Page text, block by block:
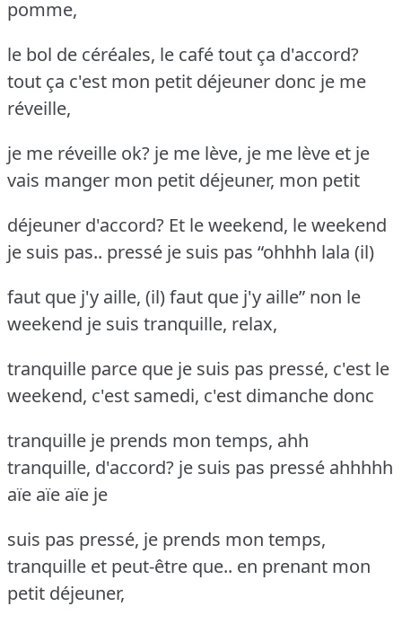
pomme,
le bol de céréales, le café tout ça d'accord?
tout ça c'est mon petit déjeuner donc je me
réveille,
je me réveille ok? je me lève, je me lève et je
vais manger mon petit déjeuner, mon petit
déjeuner d'accord? Et le weekend, le weekend
je suis pas.. pressé je suis pas “ohhhh lala (il)
faut que j'y aille, (il) faut que j'y aille” non le
weekend je suis tranquille, relax,
tranquille parce que je suis pas pressé, c'est le
weekend, c'est samedi, c'est dimanche donc
tranquille je prends mon temps, ahh
tranquille, d'accord? je suis pas pressé ahhhhh
aïe aïe aïe je
suis pas pressé, je prends mon temps,
tranquille et peut-être que.. en prenant mon
petit déjeuner,